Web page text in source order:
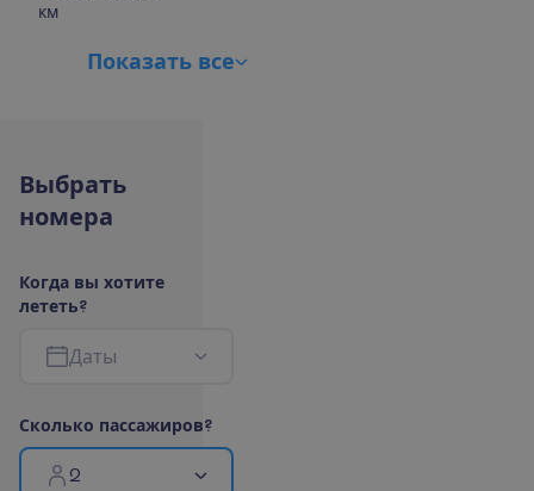
км
Показать все
Выбрать
номера
Когда вы хотите
лететь?
Даты
Сколько пассажиров?
2